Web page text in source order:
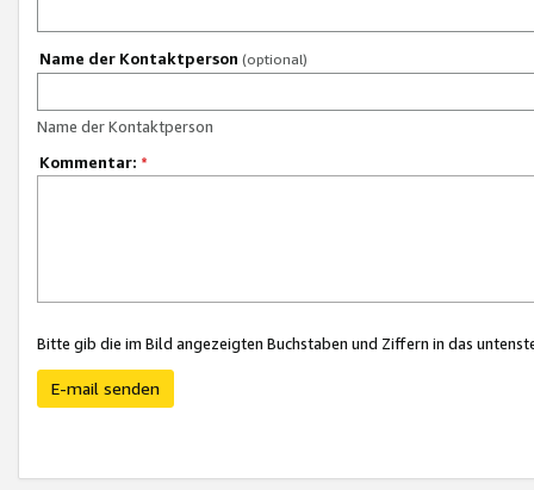
Name der Kontaktperson (optional)
Name der Kontaktperson
Kommentar: *
Bitte gib die im Bild angezeigten Buchstaben und Ziffern in das
E-mail senden